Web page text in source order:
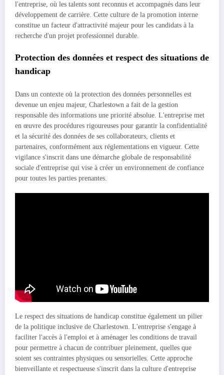
l'entreprise, où les talents sont reconnus et accompagnés dans leur
développement de carrière. Cette culture de la promotion interne
constitue un facteur d'attractivité majeur pour les candidats à la
recherche d'un projet professionnel durable.
Protection des données et respect des situations de
handicap
Dans un contexte où la protection des données personnelles est
devenue un enjeu majeur, Charlestown a fait de la gestion
responsable des informations une priorité absolue. L'entreprise met
en œuvre des procédures rigoureuses pour garantir la confidentialité
et la sécurité des données de ses collaborateurs, clients et
partenaires, conformément aux réglementations en vigueur. Cette
vigilance s'inscrit dans une démarche globale de responsabilité
sociale d'entreprise qui vise à créer un environnement de confiance
pour toutes les parties prenantes.
Le respect des situations de handicap constitue également un pilier
de la politique inclusive de Charlestown. L'entreprise s'engage à
faciliter l'accès à l'emploi et à aménager les conditions de travail
pour permettre à chacun de contribuer pleinement, quelles que
soient ses contraintes physiques ou sensorielles. Cette approche
bienveillante et respectueuse s'inscrit dans la culture d'entreprise